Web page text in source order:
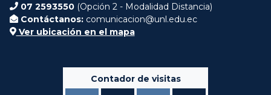
07 2593550 (Opción 2 - Modalidad Distancia)
Contáctanos: comunicacion@unl.edu.ec
Ver ubicación en el mapa
Contador de visitas